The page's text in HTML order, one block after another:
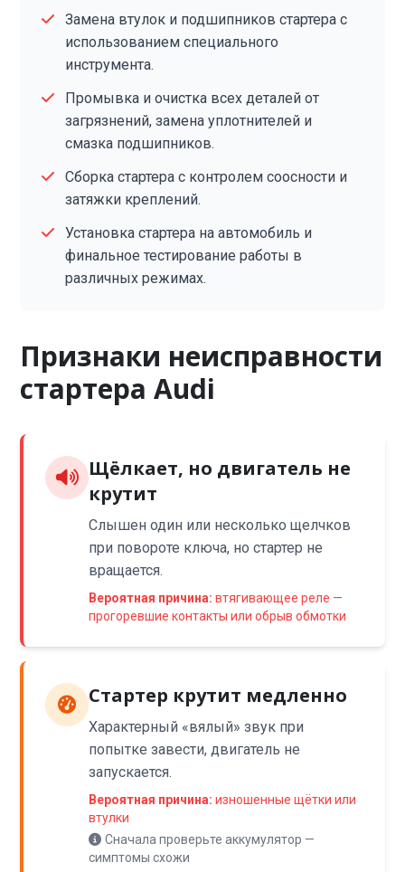
Замена втулок и подшипников стартера с
использованием специального
инструмента.
Промывка и очистка всех деталей от
загрязнений, замена уплотнителей и
смазка подшипников.
Сборка стартера с контролем соосности и
затяжки креплений.
Установка стартера на автомобиль и
финальное тестирование работы в
различных режимах.
Признаки неисправности
стартера Audi
Щёлкает, но двигатель не
крутит
Слышен один или несколько щелчков
при повороте ключа, но стартер не
вращается.
Вероятная причина: втягивающее реле —
прогоревшие контакты или обрыв обмотки
Стартер крутит медленно
Характерный «вялый» звук при
попытке завести, двигатель не
запускается.
Вероятная причина: изношенные щётки или
втулки
Сначала проверьте аккумулятор —
симптомы схожи